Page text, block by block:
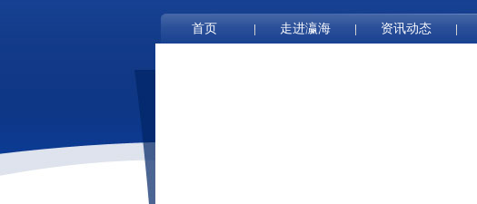
首页 走进瀛海 资讯动态